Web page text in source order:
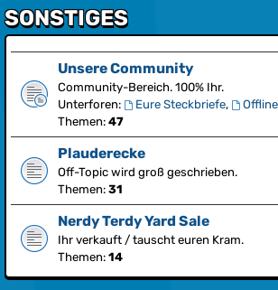
SONSTIGES
Unsere Community
Community-Bereich. 100% Ihr.
Unterforen:
Eure Steckbriefe,
Themen: 47
Plauderecke
Off-Topic wird groß geschrieben.
Themen: 31
Nerdy Terdy Yard Sale
Ihr verkauft / tauscht euren Kram.
Themen: 14